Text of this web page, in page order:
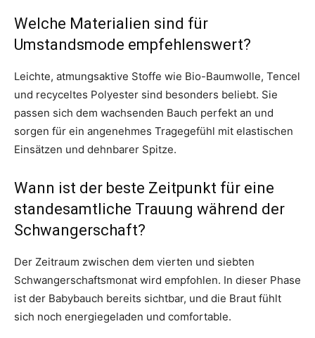
Welche Materialien sind für
Umstandsmode empfehlenswert?
Leichte, atmungsaktive Stoffe wie Bio-Baumwolle, Tencel
und recyceltes Polyester sind besonders beliebt. Sie
passen sich dem wachsenden Bauch perfekt an und
sorgen für ein angenehmes Tragegefühl mit elastischen
Einsätzen und dehnbarer Spitze.
Wann ist der beste Zeitpunkt für eine
standesamtliche Trauung während der
Schwangerschaft?
Der Zeitraum zwischen dem vierten und siebten
Schwangerschaftsmonat wird empfohlen. In dieser Phase
ist der Babybauch bereits sichtbar, und die Braut fühlt
sich noch energiegeladen und comfortable.